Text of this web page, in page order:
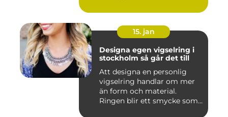
15. jan
Designa egen vigselring i
stockholm så går det till
Att designa en personlig
vigselring handlar om mer
än form och material.
Ringen blir ett smycke som